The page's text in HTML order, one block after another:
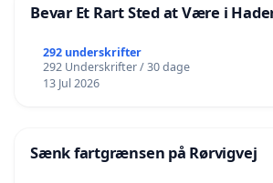
Bevar Et Rart Sted at Være i
292 underskrifter
292 Underskrifter / 30 dage
13 Jul 2026
Sænk fartgrænsen på Rørvigvej